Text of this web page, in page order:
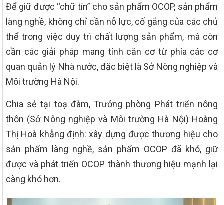
Để giữ được “chữ tín” cho sản phẩm OCOP, sản phẩm
làng nghề, không chỉ cần nỗ lực, cố gắng của các chủ
thể trong việc duy trì chất lượng sản phẩm, mà còn
cần các giải pháp mang tính căn cơ từ phía các cơ
quan quản lý Nhà nước, đặc biệt là Sở Nông nghiệp và
Môi trường Hà Nội.
Chia sẻ tại toạ đàm, Trưởng phòng Phát triển nông
thôn (Sở Nông nghiệp và Môi trường Hà Nội) Hoàng
Thị Hoà khẳng định: xây dựng được thương hiệu cho
sản phẩm làng nghề, sản phẩm OCOP đã khó, giữ
được và phát triển OCOP thành thương hiệu mạnh lại
càng khó hơn.